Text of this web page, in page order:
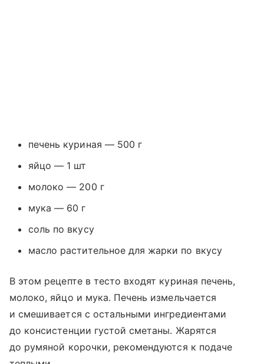
печень куриная — 500 г
яйцо — 1 шт
молоко — 200 г
мука — 60 г
соль по вкусу
масло растительное для жарки по вкусу
В этом рецепте в тесто входят куриная печень,
молоко, яйцо и мука. Печень измельчается
и смешивается с остальными ингредиентами
до консистенции густой сметаны. Жарятся
до румяной корочки, рекомендуются к подаче